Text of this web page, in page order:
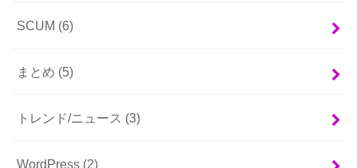
SCUM (6)
まとめ (5)
トレンド/ニュース (3)
WordPress (2)